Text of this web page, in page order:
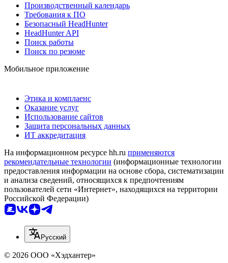
Производственный календарь
Требования к ПО
Безопасный HeadHunter
HeadHunter API
Поиск работы
Поиск по резюме
Мобильное приложение
Этика и комплаенс
Оказание услуг
Использование сайтов
Защита персональных данных
ИТ аккредитация
На информационном ресурсе hh.ru применяются
рекомендательные технологии (информационные технологии
предоставления информации на основе сбора, систематизации
и анализа сведений, относящихся к предпочтениям
пользователей сети «Интернет», находящихся на территории
Российской Федерации)
Русский
© 2026 ООО «Хэдхантер»